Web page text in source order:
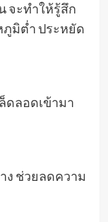
จะทำให้รู้สึก
มิต่ำ ประหยัด
ดลอดเข้ามา
ช่วยลดความ